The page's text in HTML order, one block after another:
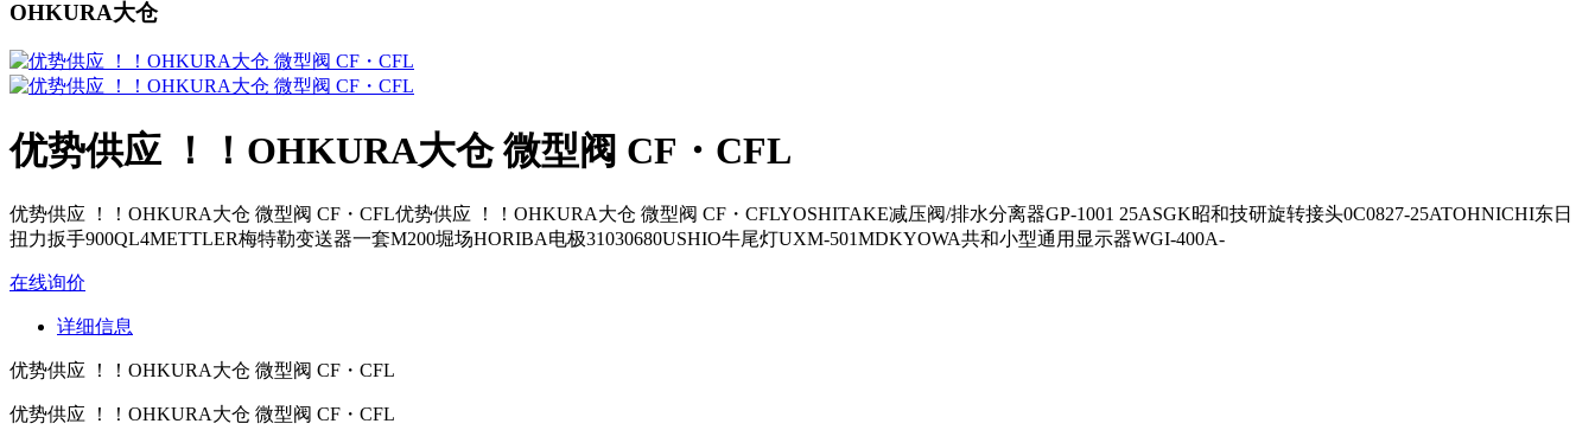
OHKURA大仓
优势供应 ！！OHKURA大仓 微型阀 CF・CFL
优势供应 ！！OHKURA大仓 微型阀 CF・CFL优势供应 ！！OHKURA大仓 微型阀 CF・CFLYOSHITAKE减压阀/排水分离器GP-1001 25ASGK昭和技研旋转接头0C0827-25ATOHNICHI东日
扭力扳手900QL4METTLER梅特勒变送器一套M200堀场HORIBA电极31030680USHIO牛尾灯UXM-501MDKYOWA共和小型通用显示器WGI-400A-
在线询价
详细信息
优势供应 ！！OHKURA大仓 微型阀 CF・CFL
优势供应 ！！OHKURA大仓 微型阀 CF・CFL